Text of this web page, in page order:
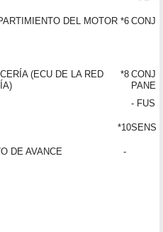
DEL MOTOR *6
(ECU DE LA RED
*8
-
*10
DE AVANCE -